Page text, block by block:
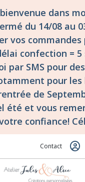
dans
du 14/08 au
vos
confection = 5
par SMS pour
pour les
de
été et vous
confiance!
Contact